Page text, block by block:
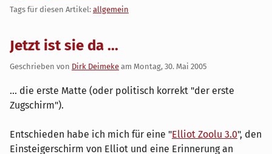
Tags für diesen Artikel: allgemein
Jetzt ist sie da ...
Geschrieben von Dirk Deimeke am Montag, 30. Mai 2005
... die erste Matte (oder politisch korrekt "der erste
Zugschirm").
Entschieden habe ich mich für eine "Elliot Zoolu 3.0", den
Einsteigerschirm von Elliot und eine Erinnerung an